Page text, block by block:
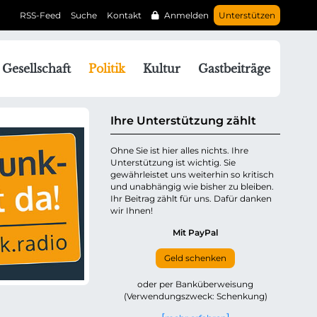
Unterstützen
Anmelden
Kontakt
Suche
RSS-Feed
Gesellschaft Politik Kultur Gastbeiträge
Ihre Unterstützung zählt
Ohne Sie ist hier alles nichts. Ihre
Unterstützung ist wichtig. Sie
gewährleistet uns weiterhin so kritisch
und unabhängig wie bisher zu bleiben.
Ihr Beitrag zählt für uns. Dafür danken
wir Ihnen!
Mit PayPal
Geld schenken
oder per Banküberweisung
(Verwendungszweck: Schenkung)